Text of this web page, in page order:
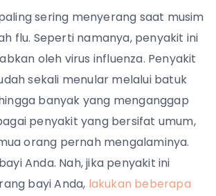
sering menyerang saat musim
flu. Seperti namanya, penyakit ini
oleh virus influenza. Penyakit
sekali menular melalui batuk
banyak yang menganggap
penyakit yang bersifat umum,
orang pernah mengalaminya.
Anda. Nah, jika penyakit ini
bayi Anda, lakukan beberapa